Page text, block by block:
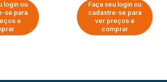
login ou
se para
e
Faça seu login ou
cadastre-se para
ver preços e
comprar